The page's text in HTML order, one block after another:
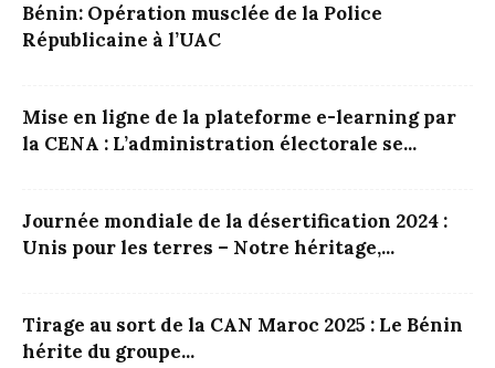
Bénin: Opération musclée de la Police
Républicaine à l’UAC
Mise en ligne de la plateforme e-learning par
la CENA : L’administration électorale se...
Journée mondiale de la désertification 2024 :
Unis pour les terres – Notre héritage,...
Tirage au sort de la CAN Maroc 2025 : Le Bénin
hérite du groupe...